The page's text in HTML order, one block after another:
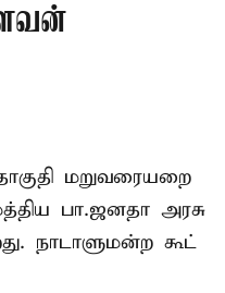
மறுவரையறை
பா.ஜனதா அரசு
நாடாளுமன்ற கூட்